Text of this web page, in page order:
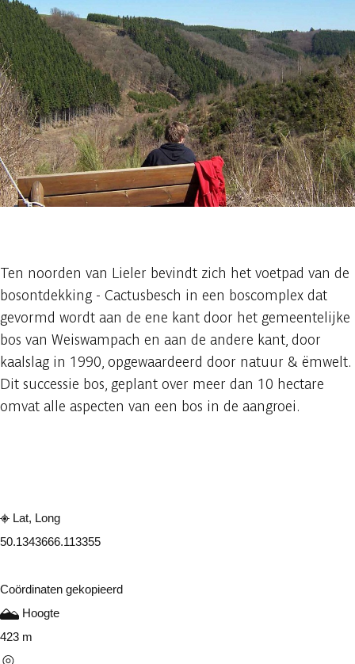
Ten noorden van Lieler bevindt zich het voetpad van de
bosontdekking - Cactusbesch in een boscomplex dat
gevormd wordt aan de ene kant door het gemeentelijke
bos van Weiswampach en aan de andere kant, door
kaalslag in 1990, opgewaardeerd door natuur & ëmwelt.
Dit successie bos, geplant over meer dan 10 hectare
omvat alle aspecten van een bos in de aangroei.
Lat, Long
50.1343666.113355
Coördinaten gekopieerd
Hoogte
423 m